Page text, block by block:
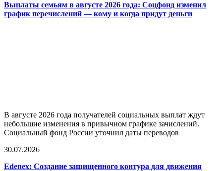
Выплаты семьям в августе 2026 года: Соцфонд изменил
график перечислений — кому и когда придут деньги
В августе 2026 года получателей социальных выплат ждут
небольшие изменения в привычном графике зачислений.
Социальный фонд России уточнил даты переводов
30.07.2026
Edenex: Создание защищенного контура для движения